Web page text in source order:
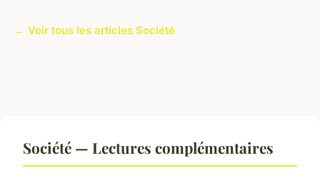
← Voir tous les articles Société
Société — Lectures complémentaires